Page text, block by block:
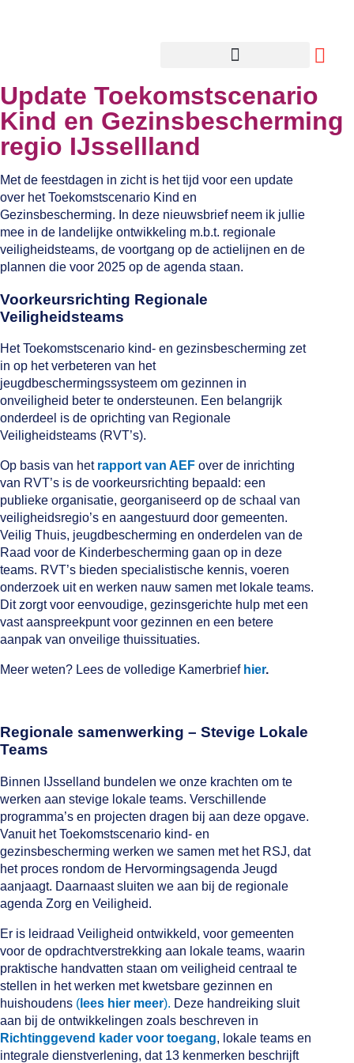
Update Toekomstscenario
Kind en Gezinsbescherming
regio IJssellland
Met de feestdagen in zicht is het tijd voor een update
over het Toekomstscenario Kind en
Gezinsbescherming. In deze nieuwsbrief neem ik jullie
mee in de landelijke ontwikkeling m.b.t. regionale
veiligheidsteams, de voortgang op de actielijnen en de
plannen die voor 2025 op de agenda staan.
Voorkeursrichting Regionale
Veiligheidsteams
Het Toekomstscenario kind- en gezinsbescherming zet
in op het verbeteren van het
jeugdbeschermingssysteem om gezinnen in
onveiligheid beter te ondersteunen. Een belangrijk
onderdeel is de oprichting van Regionale
Veiligheidsteams (RVT’s).
Op basis van het rapport van AEF over de inrichting
van RVT’s is de voorkeursrichting bepaald: een
publieke organisatie, georganiseerd op de schaal van
veiligheidsregio’s en aangestuurd door gemeenten.
Veilig Thuis, jeugdbescherming en onderdelen van de
Raad voor de Kinderbescherming gaan op in deze
teams. RVT’s bieden specialistische kennis, voeren
onderzoek uit en werken nauw samen met lokale teams.
Dit zorgt voor eenvoudige, gezinsgerichte hulp met een
vast aanspreekpunt voor gezinnen en een betere
aanpak van onveilige thuissituaties.
Meer weten? Lees de volledige Kamerbrief hier.
Regionale samenwerking – Stevige Lokale
Teams
Binnen IJsselland bundelen we onze krachten om te
werken aan stevige lokale teams. Verschillende
programma’s en projecten dragen bij aan deze opgave.
Vanuit het Toekomstscenario kind- en
gezinsbescherming werken we samen met het RSJ, dat
het proces rondom de Hervormingsagenda Jeugd
aanjaagt. Daarnaast sluiten we aan bij de regionale
agenda Zorg en Veiligheid.
Er is leidraad Veiligheid ontwikkeld, voor gemeenten
voor de opdrachtverstrekking aan lokale teams, waarin
praktische handvatten staan om veiligheid centraal te
stellen in het werken met kwetsbare gezinnen en
huishoudens ( lees hier meer). Deze handreiking sluit
aan bij de ontwikkelingen zoals beschreven in
Richtinggevend kader voor toegang, lokale teams en
integrale dienstverlening, dat 13 kenmerken beschrijft